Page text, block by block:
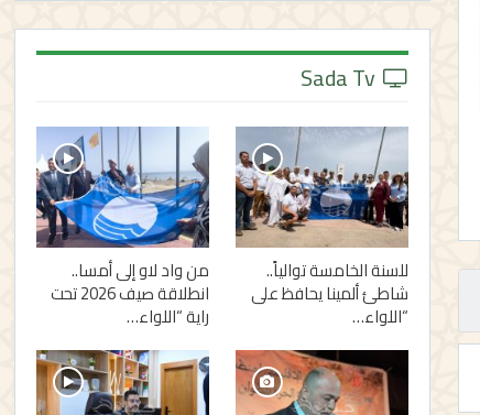
للسنة الخامسة توالياً..
شاطئ ألمينا يحافظ على
“اللواء…
من واد لاو إلى أمسا..
انطلاقة صيف 2026 تحت
راية “اللواء…